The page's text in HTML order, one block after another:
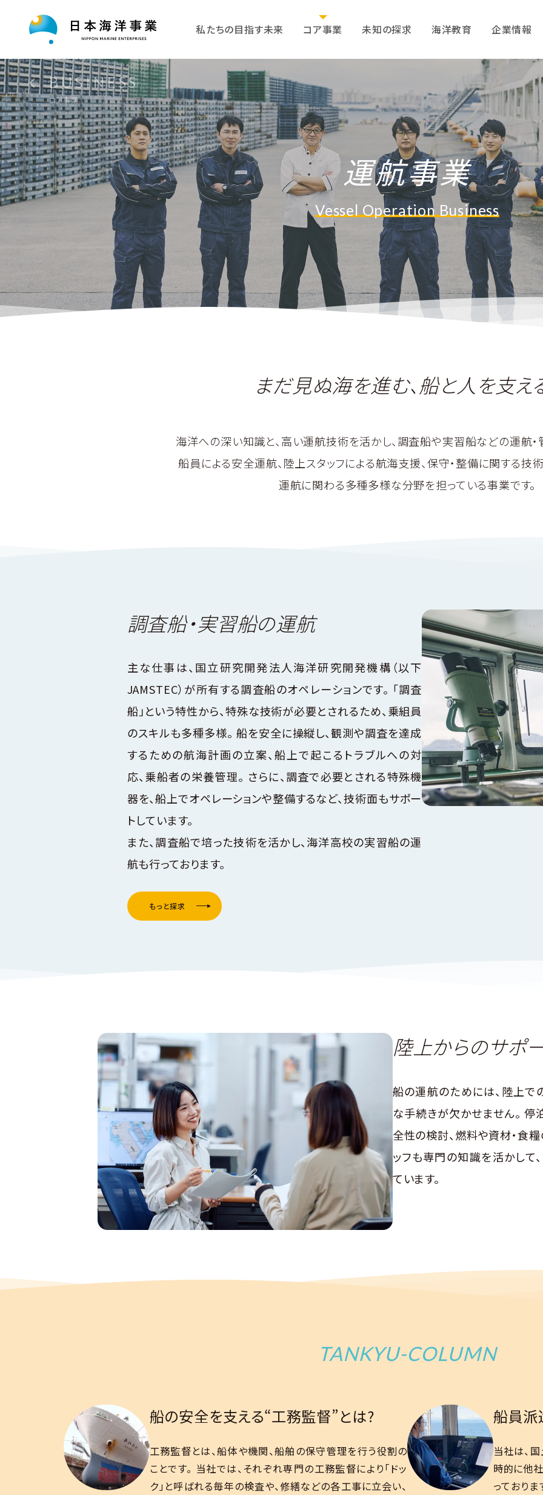
私たちの目指す未来 コア事業 未知の探求 海洋教育 企業情報
BUSINESS
コア事業
運航事業
Vessel Operation Business
まだ見ぬ海を進む、船と人を支え
海洋への深い知識と、高い運航技術を活かし、調査船や実習船などの運航・
船員による安全運航、陸上スタッフによる航海支援、保守・整備に関する技
運航に関わる多種多様な分野を担っている事業です。
調査船・実習船の運航
主な仕事は、国立研究開発法人海洋研究開発機構（以下
JAMSTEC）が所有する調査船のオペレーションです。 「調査
船」という特性から、特殊な技術が必要とされるため、乗組員
のスキルも多種多様。 船を安全に操縦し、観測や調査を達成
するための航海計画の立案、船上で起こるトラブルへの対
応、乗船者の栄養管理。 さらに、調査で必要とされる特殊機
器を、船上でオペレーションや整備するなど、技術面もサポー
トしています。
また、調査船で培った技術を活かし、海洋高校の実習船の運
航も行っております。
もっと探求
陸上からのサポ
船の運航のためには、陸上で
な手続きが欠かせません。 停
全性の検討、燃料や資材・食
ッフも専門の知識を活かして
ています。
TANKYU-COLUMN
船の安全を支える“工務監督”とは?
工務監督とは、船体や機関、船舶の保守管理を行う役割の
ことです。 当社では、それぞれ専門の工務監督により「ドッ
ク」と呼ばれる毎年の検査や、修繕などの各工事に立会い、
船員
当社は、
時的に他
っており